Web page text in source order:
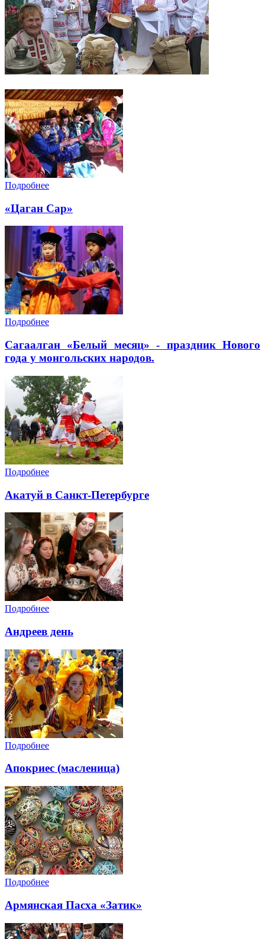
Подробнее
«Цаган Сар»
Подробнее
Cагаалган «Белый месяц» - праздник Нового
года у монгольских народов.
Подробнее
Акатуй в Санкт-Петербурге
Подробнее
Андреев день
Подробнее
Апокриес (масленица)
Подробнее
Армянская Пасха «Затик»